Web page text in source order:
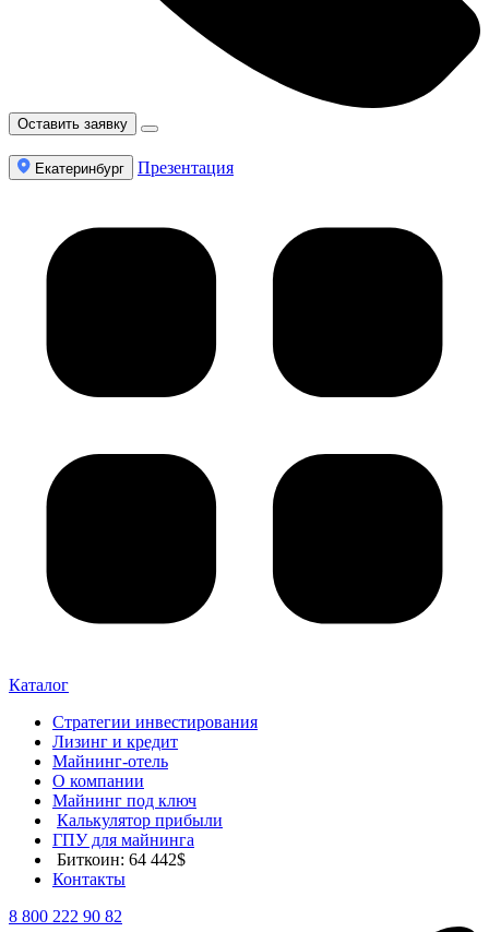
Оставить заявку
Екатеринбург Презентация
Каталог
Стратегии инвестирования
Лизинг и кредит
Майнинг-отель
О компании
Майнинг под ключ
Калькулятор прибыли
ГПУ для майнинга
Биткоин: 64 442$
Контакты
8 800 222 90 82